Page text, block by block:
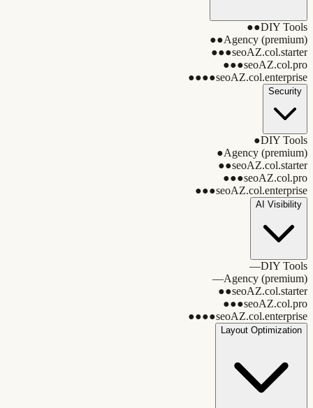
DIY Tools
●●
Agency (premium)
●●
seoAZ.col.starter
●●●
seoAZ.col.pro
●●●
seoAZ.col.enterprise
●●●●
Security
DIY Tools
●
Agency (premium)
●
seoAZ.col.starter
●●
seoAZ.col.pro
●●●
seoAZ.col.enterprise
●●●
AI Visibility
DIY Tools
—
Agency (premium)
—
seoAZ.col.starter
●●
seoAZ.col.pro
●●●
seoAZ.col.enterprise
●●●●
Layout Optimization